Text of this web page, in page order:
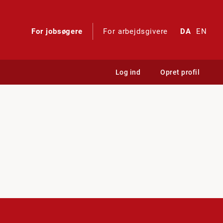
For jobsøgere For arbejdsgivere DA EN
Log ind Opret profil